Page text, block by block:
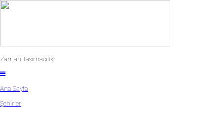
Zaman Tasımacılık
Ana Sayfa
Şehirler